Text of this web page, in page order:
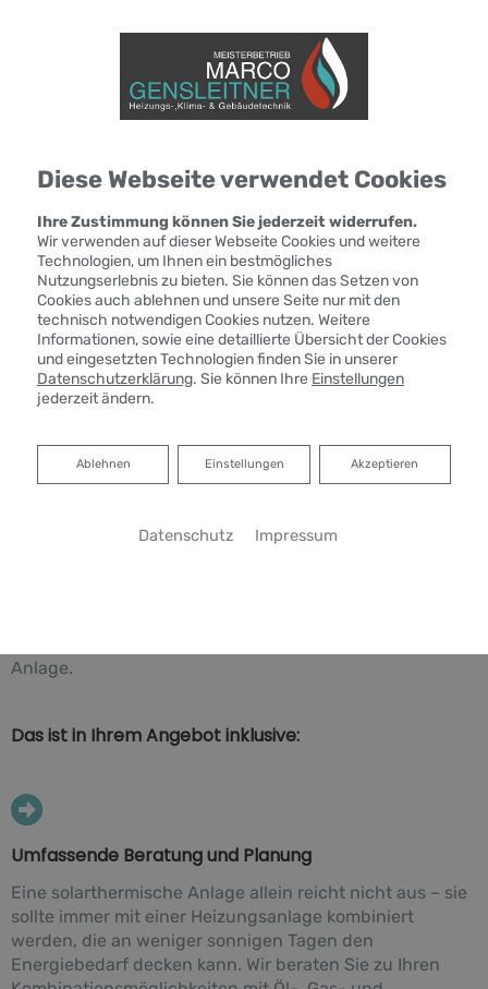
Heizen mit Solarenergie
Sie wollen nachhaltig heizen? Sie beschäftigen sich mit
Anlage.
Das ist in Ihrem Angebot inklusive:
Umfassende Beratung und Planung
Eine solarthermische Anlage allein reicht nicht aus – sie
sollte immer mit einer Heizungsanlage kombiniert
werden, die an weniger sonnigen Tagen den
Energiebedarf decken kann. Wir beraten Sie zu Ihren
Diese Webseite verwendet Cookies
Ihre Zustimmung können Sie jederzeit widerrufen.
Wir verwenden auf dieser Webseite Cookies und weitere
Technologien, um Ihnen ein bestmögliches
Nutzungserlebnis zu bieten. Sie können das Setzen von
Cookies auch ablehnen und unsere Seite nur mit den
technisch notwendigen Cookies nutzen. Weitere
Informationen, sowie eine detaillierte Übersicht der Cookies
und eingesetzten Technologien finden Sie in unserer
Datenschutzerklärung. Sie können Ihre Einstellungen
jederzeit ändern.
Akzeptieren
Einstellungen
Ablehnen
Ablehnen
Datenschutz Impressum